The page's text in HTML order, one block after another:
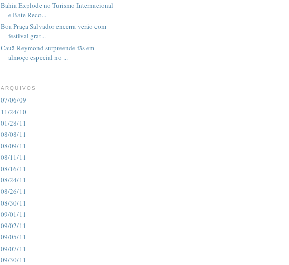
Bahia Explode no Turismo Internacional
e Bate Reco...
Boa Praça Salvador encerra verão com
festival grat...
Cauã Reymond surpreende fãs em
almoço especial no ...
ARQUIVOS
07/06/09
11/24/10
01/28/11
08/08/11
08/09/11
08/11/11
08/16/11
08/24/11
08/26/11
08/30/11
09/01/11
09/02/11
09/05/11
09/07/11
09/30/11